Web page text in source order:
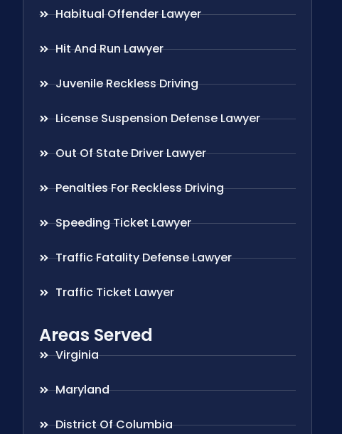
Habitual Offender Lawyer
Hit And Run Lawyer
Juvenile Reckless Driving
License Suspension Defense Lawyer
Out Of State Driver Lawyer
Penalties For Reckless Driving
Speeding Ticket Lawyer
Traffic Fatality Defense Lawyer
Traffic Ticket Lawyer
Areas Served
Virginia
Maryland
District Of Columbia